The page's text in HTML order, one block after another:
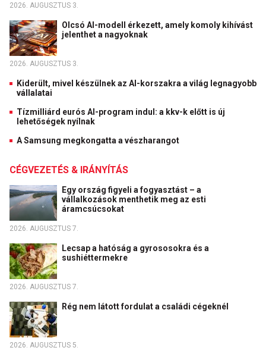
2026. AUGUSZTUS 3.
Olcsó AI-modell érkezett, amely komoly kihívást
jelenthet a nagyoknak
2026. AUGUSZTUS 3.
Kiderült, mivel készülnek az AI-korszakra a világ legnagyobb
vállalatai
Tízmilliárd eurós AI-program indul: a kkv-k előtt is új
lehetőségek nyílnak
A Samsung megkongatta a vészharangot
CÉGVEZETÉS & IRÁNYÍTÁS
Egy ország figyeli a fogyasztást – a
vállalkozások menthetik meg az esti
áramcsúcsokat
2026. AUGUSZTUS 7.
Lecsap a hatóság a gyrososokra és a
sushiéttermekre
2026. AUGUSZTUS 7.
Rég nem látott fordulat a családi cégeknél
2026. AUGUSZTUS 5.